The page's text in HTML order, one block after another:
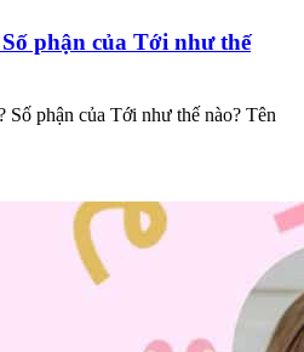
phận của Tới như thế
phận của Tới như thế nào? Tên